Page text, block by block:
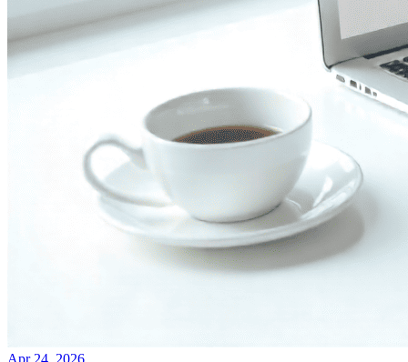
Apr 24, 2026